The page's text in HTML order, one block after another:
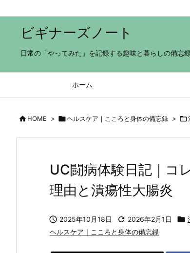
ビギナーズノート
日常の「やってみた」を記録する趣味と暮らしの備
ホーム
HOME > ヘルスケア｜こころと身体の備忘録 > 
UC闘病体験日記｜コ
理由と潰瘍性大腸炎
 2025年10月18日  2026年2月1日 
ヘルスケア｜こころと身体の備忘録